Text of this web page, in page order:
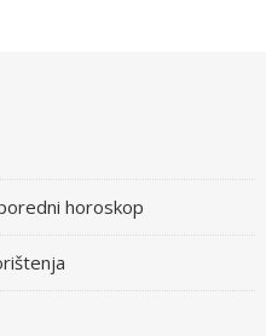
horoskop